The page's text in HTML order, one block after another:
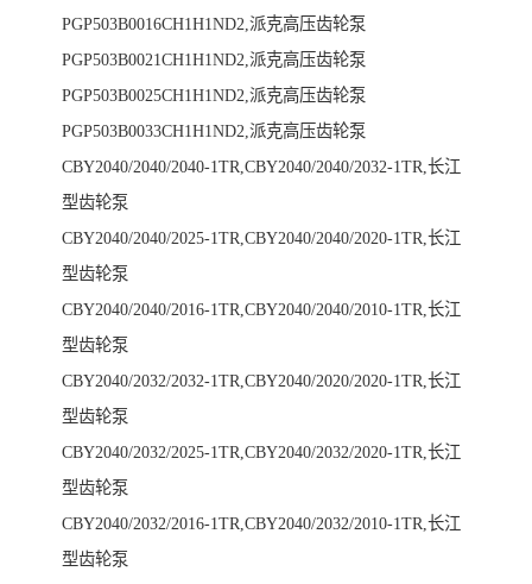
PGP503B0016CH1H1ND2,派克高压齿轮泵
PGP503B0021CH1H1ND2,派克高压齿轮泵
PGP503B0025CH1H1ND2,派克高压齿轮泵
PGP503B0033CH1H1ND2,派克高压齿轮泵
CBY2040/2040/2040-1TR,CBY2040/2040/2032-1TR,长江
型齿轮泵
CBY2040/2040/2025-1TR,CBY2040/2040/2020-1TR,长江
型齿轮泵
CBY2040/2040/2016-1TR,CBY2040/2040/2010-1TR,长江
型齿轮泵
CBY2040/2032/2032-1TR,CBY2040/2020/2020-1TR,长江
型齿轮泵
CBY2040/2032/2025-1TR,CBY2040/2032/2020-1TR,长江
型齿轮泵
CBY2040/2032/2016-1TR,CBY2040/2032/2010-1TR,长江
型齿轮泵